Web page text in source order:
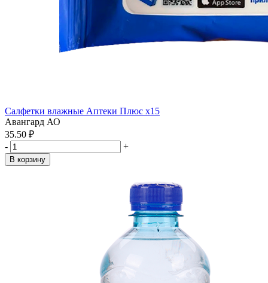
Салфетки влажные Аптеки Плюс x15
Авангард АО
35.50 ₽
-
+
В корзину